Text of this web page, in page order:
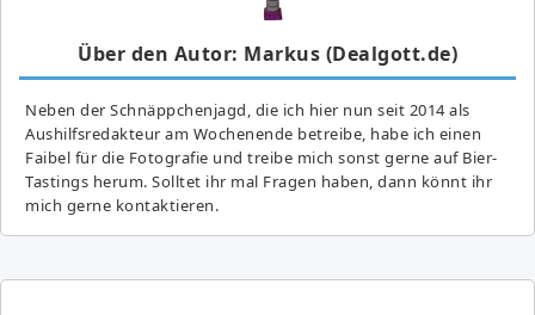
Über den Autor: Markus (Dealgott.de)
Neben der Schnäppchenjagd, die ich hier nun seit 2014 als
Aushilfsredakteur am Wochenende betreibe, habe ich einen
Faibel für die Fotografie und treibe mich sonst gerne auf Bier-
Tastings herum. Solltet ihr mal Fragen haben, dann könnt ihr
mich gerne kontaktieren.